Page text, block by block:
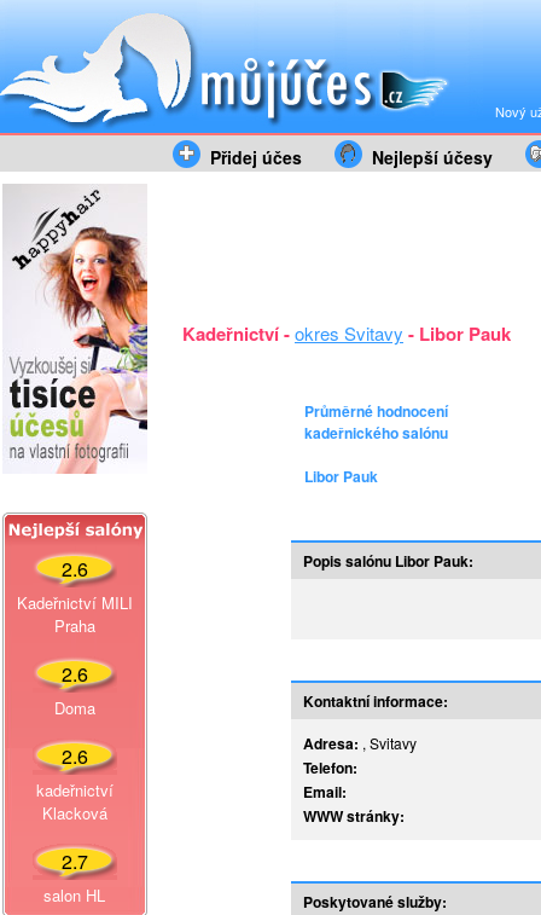
Nový
Přidej účes Nejlepší účesy
2.6
Kadeřnictví MILI
Praha
2.6
Doma
2.6
kadeřnictví
Klacková
2.7
salon HL
Kadeřnictví -okres Svitavy - Libor Pauk
Průměrné hodnocení
kadeřnického salónu
Libor Pauk
Popis salónu Libor Pauk:
Kontaktní informace:
Adresa: , Svitavy
Telefon:
Email:
WWW stránky:
Poskytované služby: